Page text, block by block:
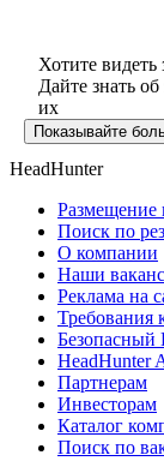
Хотите видеть
Дайте знать
их
Показывайте
HeadHunter
Размещение
Поиск по
О компании
Наши
Реклама на
Требования
Безопасный
HeadHunter
Партнерам
Инвесторам
Каталог
Поиск по